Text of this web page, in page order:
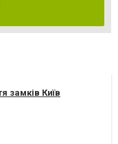
замків Київ